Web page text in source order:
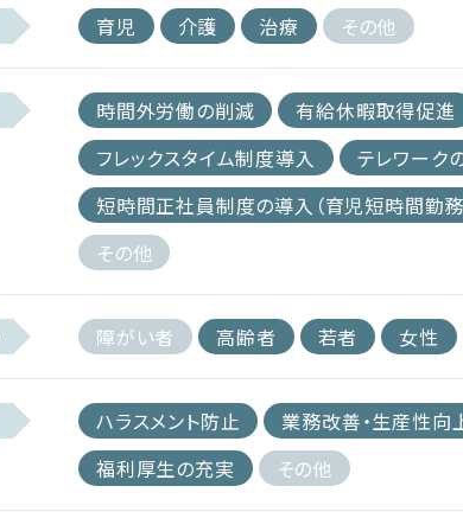
育児 介護 治療 その他
時間外労働の削減
有給休暇取得促進
フレックスタイム制度導入
テレワーク
短時間正社員制度の導入（育児短時間勤務
その他
障がい者 高齢者 若者 女性
ハラスメント防止
業務改善・生産性向
福利厚生の充実
その他